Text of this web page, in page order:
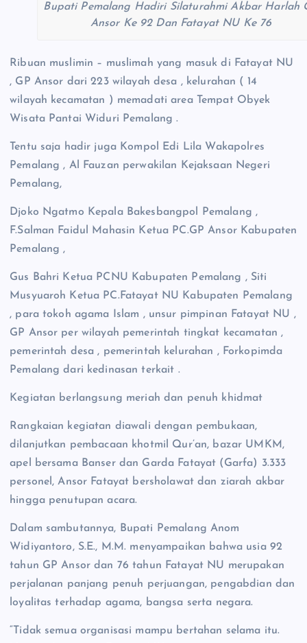
Bupati Pemalang Hadiri Silaturahmi Akbar Harlah
Ansor Ke 92 Dan Fatayat NU Ke 76
Ribuan muslimin – muslimah yang masuk di Fatayat NU
, GP Ansor dari 223 wilayah desa , kelurahan ( 14
wilayah kecamatan ) memadati area Tempat Obyek
Wisata Pantai Widuri Pemalang .
Tentu saja hadir juga Kompol Edi Lila Wakapolres
Pemalang , Al Fauzan perwakilan Kejaksaan Negeri
Pemalang,
Djoko Ngatmo Kepala Bakesbangpol Pemalang ,
F.Salman Faidul Mahasin Ketua PC.GP Ansor Kabupaten
Pemalang ,
Gus Bahri Ketua PCNU Kabupaten Pemalang , Siti
Musyuaroh Ketua PC.Fatayat NU Kabupaten Pemalang
, para tokoh agama Islam , unsur pimpinan Fatayat NU ,
GP Ansor per wilayah pemerintah tingkat kecamatan ,
pemerintah desa , pemerintah kelurahan , Forkopimda
Pemalang dari kedinasan terkait .
Kegiatan berlangsung meriah dan penuh khidmat
Rangkaian kegiatan diawali dengan pembukaan,
dilanjutkan pembacaan khotmil Qur’an, bazar UMKM,
apel bersama Banser dan Garda Fatayat (Garfa) 3.333
personel, Ansor Fatayat bersholawat dan ziarah akbar
hingga penutupan acara.
Dalam sambutannya, Bupati Pemalang Anom
Widiyantoro, S.E., M.M. menyampaikan bahwa usia 92
tahun GP Ansor dan 76 tahun Fatayat NU merupakan
perjalanan panjang penuh perjuangan, pengabdian dan
loyalitas terhadap agama, bangsa serta negara.
“Tidak semua organisasi mampu bertahan selama itu.